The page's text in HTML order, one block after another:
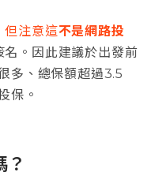
但注意這不是網路投
名。因此建議於出發前
多、總保額超過3.5
保。
？